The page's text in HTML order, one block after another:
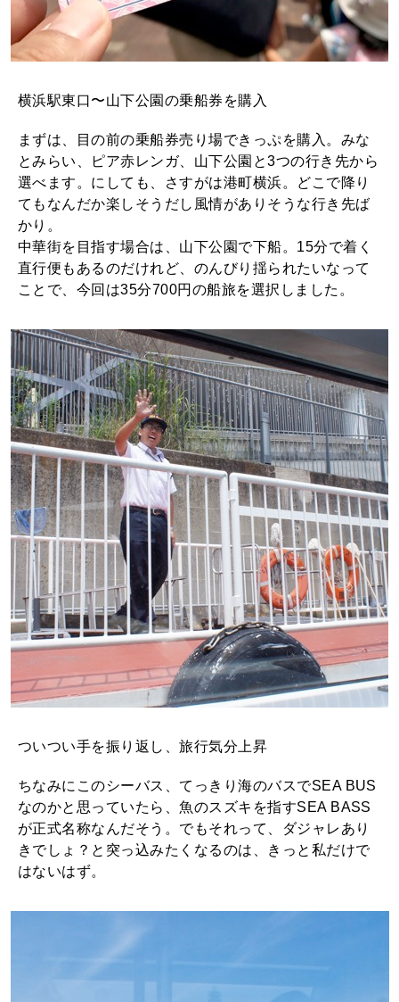
横浜駅東口〜山下公園の乗船券を購入
まずは、目の前の乗船券売り場できっぷを購入。みな
とみらい、ピア赤レンガ、山下公園と3つの行き先から
選べます。にしても、さすがは港町横浜。どこで降り
てもなんだか楽しそうだし風情がありそうな行き先ば
かり。
中華街を目指す場合は、山下公園で下船。15分で着く
直行便もあるのだけれど、のんびり揺られたいなって
ことで、今回は35分700円の船旅を選択しました。
ついつい手を振り返し、旅行気分上昇
ちなみにこのシーバス、てっきり海のバスでSEA BUS
なのかと思っていたら、魚のスズキを指すSEA BASS
が正式名称なんだそう。でもそれって、ダジャレあり
きでしょ？と突っ込みたくなるのは、きっと私だけで
はないはず。